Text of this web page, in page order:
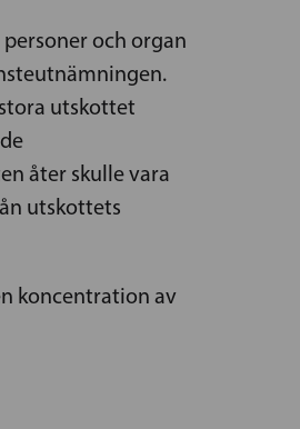
och organ
utskottet
åter skulle vara
utskottets
koncentration av